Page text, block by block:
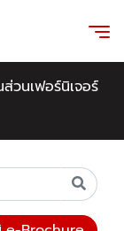
วนเฟอร์นิเจอร์